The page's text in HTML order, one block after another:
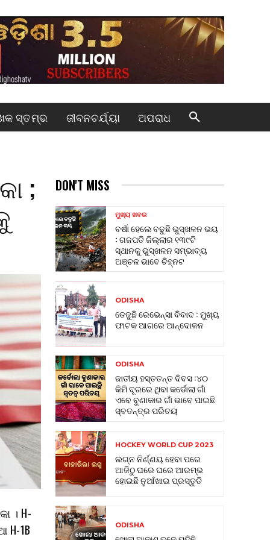
ସ୍ତମ୍ଭ ଜୀବନଚର୍ଯ୍ୟା ଅପରାଧ
;
। H-
1B
DON'T MISS
ମୁଖ୍ୟ ଖବର
ବର୍ଷା ହେଲେ ବଢୁଛି ଭୁସ୍ଖଳନ ଭୟ
: ଗଜପତି ଜିଲ୍ଲାର ୧୩୯ଟି
ସ୍ଥାନକୁ ଭୁସ୍ଖଳନ ସମ୍ଭାବ୍ୟ
ଅଞ୍ଚଳ ଭାବେ ଚିହ୍ନଟ
ODISHA
ତେଜୁଛି ରେଭେନ୍ସା ବିବାଦ : ମୁଖ୍ୟ
ଫାଟକ ଆଗରେ ଆନ୍ଦୋଳନ
ODISHA
ଜାତୀୟ ହସ୍ତତନ୍ତ ଦିବସ :୪୦
କିମି ଦୂରରେ ଥିବା କର୍ଡୋଲା ଗାଁ
ଏବେ ବୁଣାକାର ଗାଁ ଭାବେ ପାଇଛି
ସ୍ବତନ୍ତ୍ର ପରିଚୟ
HOCKEY WORLD CUP 2023
ଲଗ୍ନ ନିର୍ଣ୍ଣୟ ହେବା ପରେ
ଆଜିଠୁ ଘରେ ଘରେ ଆରମ୍ଭ
ହୋଇଛି ନୁଆଁଖାଇ ପ୍ରସ୍ତୁତି
ODISHA